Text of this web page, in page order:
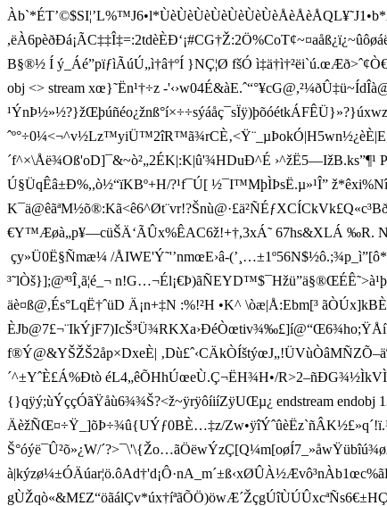
,ëÀ6pèðÐá¡ÃC‡‡Î‡=:2tdèÈÐ‘¡#CG†Ž
B§®½ Í ý_Áé”pïƒìÃúÚ„ì†â†ºÍ }NÇ¦Ø fšÓ
obj <> stream xœ}˜Ën¹†÷z -'‹›w0 4É&àE.ˆ“°¥cG@,
¹ÝnÞ½»½?}žŒþúñéo
ˆº°÷0¼<¬^v½Lz™yiÜ™2îR™ã¾rCÈ‚<
´f^×\Åë¾Oß'oD]¯&~ò²„2ÉK|:K|û'¾HDuÐ^É
Ú§ÜqÊâ±Ð%,,ò½“ïKBº+H/?¹f¯Ú[ ½¯I™MþÌÞ sË.µ»¹Î”
K¯ä@êãªM½õ®:Kã<ê6^Øt¨vr!?Šnù@·£ä²ÑÉƒXCÍCkVk£
€Y™Æøà„p¥—cüŠÄ‘ÃÛx%ÊAC6ž!+ †,3xÁ˜ 67hs&XLÁ ‰R.
çy»Ü0Ë§Ñmæ¼ /ÅIWE'Ý˜'’nmœE›â-(’¸…±1º56N$½ô.;¾p
³˜lÒš}];@ª³Î¸ã¦é_¬ n!G…¬Él¡€Þ)ãÑ
äè¤ß@,És°LqË†ˆüD Ä¡n+‡N :%!²H •K^ \òæ­|Å:Ebm[³
f®Ý@&YŠŽŠ2åp×DxeÈ|
´^±YˆÈ£Á%Ðtò éL4„êÕHhÚœeÙ.Ç¬ËH¾H•/R>2
{}qÿý;ùÝççÓã Ÿåù6¾¾Š?<ž~ÿrÿôíiíZÿUŒµ¿ endstream endobj
ÄèžÑŒ¤÷Ÿ_]õÞ÷¾û{UÝƒ0BÈ…‡z/Zw•ÿîÝˆûèË
Š°óýë¯Û²õ»¿W/
à|kýzø¼±ÓÄúar¦ö.ôAd†'d¡
gÙŽqò«&M£